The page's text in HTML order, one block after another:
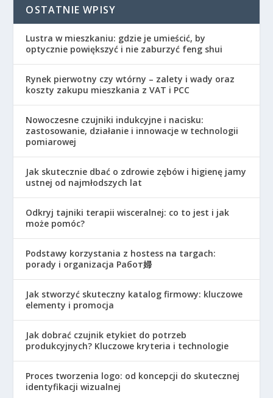
OSTATNIE WPISY
Lustra w mieszkaniu: gdzie je umieścić, by
optycznie powiększyć i nie zaburzyć feng shui
Rynek pierwotny czy wtórny – zalety i wady oraz
koszty zakupu mieszkania z VAT i PCC
Nowoczesne czujniki indukcyjne i nacisku:
zastosowanie, działanie i innowacje w technologii
pomiarowej
Jak skutecznie dbać o zdrowie zębów i higienę jamy
ustnej od najmłodszych lat
Odkryj tajniki terapii wisceralnej: co to jest i jak
może pomóc?
Podstawy korzystania z hostess na targach:
porady i organizacja Работ婦
Jak stworzyć skuteczny katalog firmowy: kluczowe
elementy i promocja
Jak dobrać czujnik etykiet do potrzeb
produkcyjnych? Kluczowe kryteria i technologie
Proces tworzenia logo: od koncepcji do skutecznej
identyfikacji wizualnej